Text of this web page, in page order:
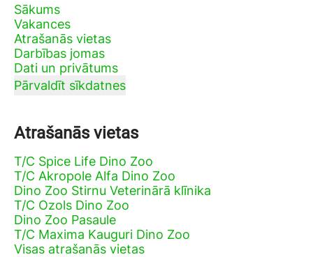
Sākums
Vakances
Atrašanās vietas
Darbības jomas
Dati un privātums
Pārvaldīt sīkdatnes
Atrašanās vietas
T/C Spice Life Dino Zoo
T/C Akropole Alfa Dino Zoo
Dino Zoo Stirnu Veterinārā klīnika
T/C Ozols Dino Zoo
Dino Zoo Pasaule
T/C Maxima Kauguri Dino Zoo
Visas atrašanās vietas